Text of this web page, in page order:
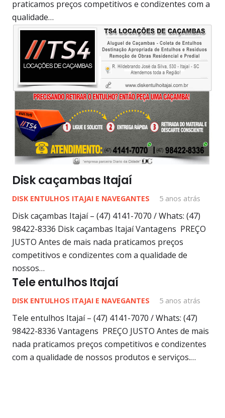
praticamos preços competitivos e condizentes com a
qualidade…
Disk caçambas Itajaí
DISK ENTULHOS ITAJAI E NAVEGANTES 5 anos atrás
Disk caçambas Itajaí – (47) 4141-7070 / Whats: (47)
98422-8336 Disk caçambas Itajaí Vantagens PREÇO
JUSTO Antes de mais nada praticamos preços
competitivos e condizentes com a qualidade de
nossos…
Tele entulhos Itajaí
DISK ENTULHOS ITAJAI E NAVEGANTES 5 anos atrás
Tele entulhos Itajaí – (47) 4141-7070 / Whats: (47)
98422-8336 Vantagens PREÇO JUSTO Antes de mais
nada praticamos preços competitivos e condizentes
com a qualidade de nossos produtos e serviços.…